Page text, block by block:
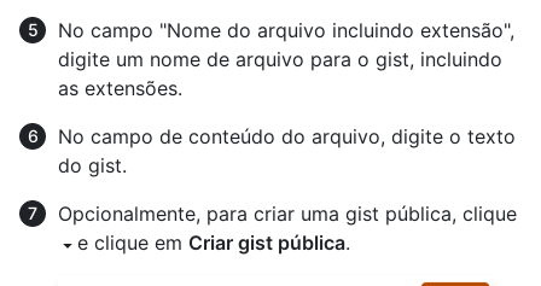
No campo "Nome do arquivo incluindo extensão",
digite um nome de arquivo para o gist, incluindo
as extensões.
No campo de conteúdo do arquivo, digite o texto
do gist.
Opcionalmente, para criar uma gist pública, clique
e clique em Criar gist pública.